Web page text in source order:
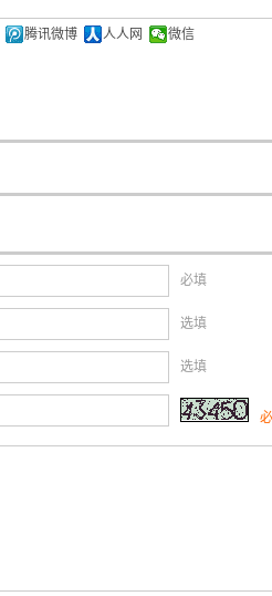
腾讯微博 人人网 微信
必填
选填
选填